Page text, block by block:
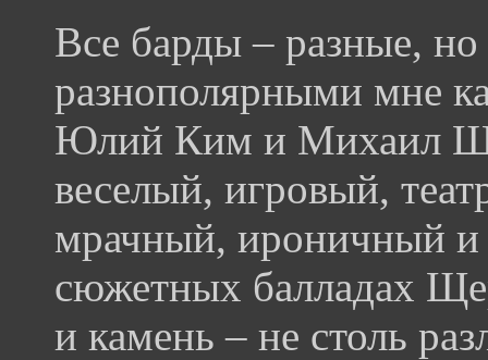
Все барды – разные,
разнополярными мне
Юлий Ким и Михаил
веселый, игровый,
мрачный, ироничный
сюжетных балладах
и камень – не столь